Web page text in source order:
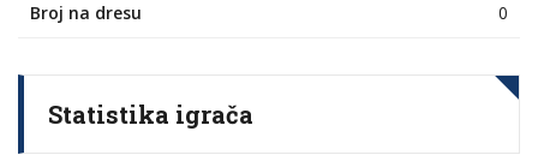
Broj na dresu 0
Statistika igrača